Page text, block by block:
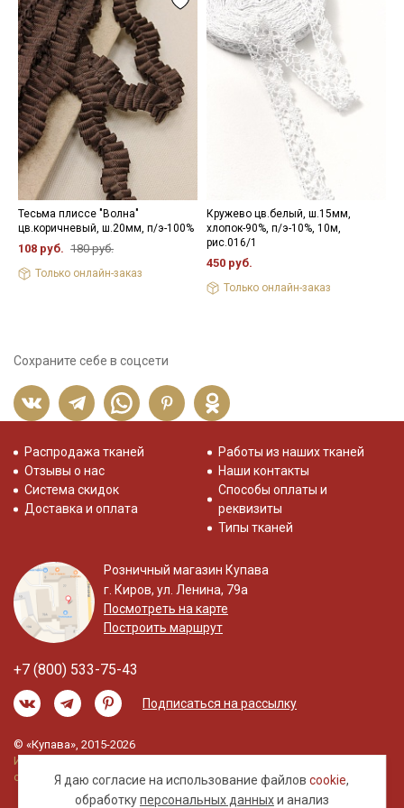
Перед применением кружево следует замочить в воде при
30С – 40С для исключения дальнейшей усадки.
Цветопередача может отличаться от оригинального цвета в
зависимости от настроек вашего монитора.
Тесьма плиссе "Волна"
цв.коричневый, ш.20мм, п/э-100%
108 руб. 180 руб.
Только онлайн-заказ
Кружево цв.белый, ш.15мм,
хлопок-90%, п/э-10%, 10м,
рис.016/1
450 руб.
Только онлайн-заказ
Сохраните себе в соцсети
Я даю согласие на использование файловcookie,
обработкуперсональных данныхи анализ
Распродажа тканей
Отзывы о нас
Система скидок
Доставка и оплата
Работы из наших тканей
Наши контакты
Способы оплаты и
реквизиты
Типы тканей
Розничный магазин Купава
г. Киров, ул. Ленина, 79а
Посмотреть на карте
Построить маршрут
+7 (800) 533-75-43
Подписаться на рассылку
© «Купава», 2015-2026
Информация на сайте не является публичной
офертой.